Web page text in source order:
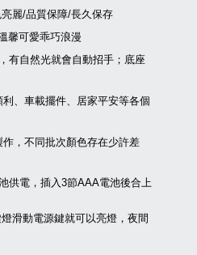
麗/品質保障/長久保存
馨可愛乖巧浪漫
有自然光就會自動招手；底座
、車載擺件、居家平安等各個
，不同批次顏色存在少許差
供電，插入3節AAA電池後合上
滑動電源鍵就可以亮燈，夜間